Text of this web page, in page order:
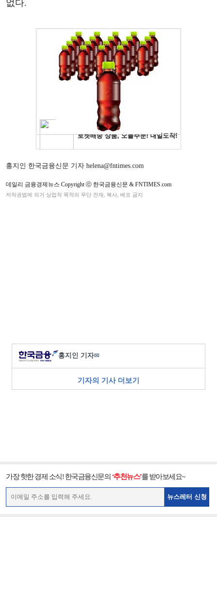
없다.
홍지인 한국금융신문 기자 helena@fntimes.com
데일리 금융경제뉴스 Copyright ⓒ 한국금융신문 & FNTIMES.com
저작권법에 의거 상업적 목적의 무단 전재, 복사, 배포 금지
홍지인 기자✉
기자의 기사 더보기
가장 핫한 경제 소식! 한국금융신문의 ‘추천뉴스’를 받아보세요~
뉴스레터 신청